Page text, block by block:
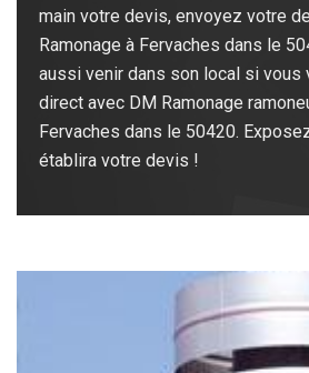
main votre devis, envoyez votre
Ramonage à Fervaches dans le
aussi venir dans son local si vous
direct avec DM Ramonage
Fervaches dans le 50420.
établira votre devis !